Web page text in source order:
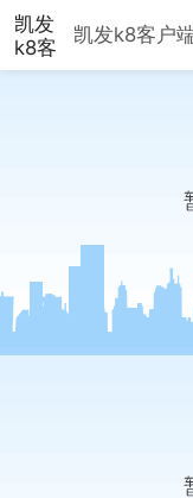
凯发
k8客
户
凯发k8客户